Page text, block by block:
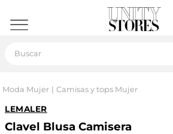
Moda Mujer Camisas y tops Mujer
LEMALER
Clavel Blusa Camisera